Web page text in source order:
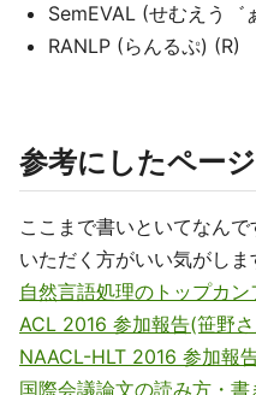
SemEVAL (せむえう゛
RANLP (らんるぷ) (R)
参考にしたペー
ここまで書いといてなん
いただく方がいい気がしま
自然言語処理のトップカ
ACL 2016 参加報告(笹野
NAACL-HLT 2016 参加報
国際会議論文の読み方・